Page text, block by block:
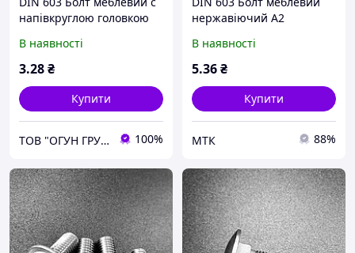
напівкруглою головкою
В наявності
3.28₴
Купити
ТОВ "ОГУН ГРУП" 100%
нержавіючий А2
В наявності
5.36₴
Купити
МТК 88%